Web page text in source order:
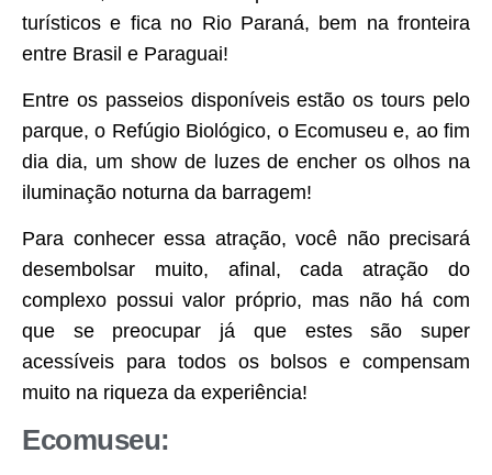
turísticos e fica no Rio Paraná, bem na fronteira
entre Brasil e Paraguai!
Entre os passeios disponíveis estão os tours pelo
parque, o Refúgio Biológico, o Ecomuseu e, ao fim
dia dia, um show de luzes de encher os olhos na
iluminação noturna da barragem!
Para conhecer essa atração, você não precisará
desembolsar muito, afinal, cada atração do
complexo possui valor próprio, mas não há com
que se preocupar já que estes são super
acessíveis para todos os bolsos e compensam
muito na riqueza da experiência!
Ecomuseu: